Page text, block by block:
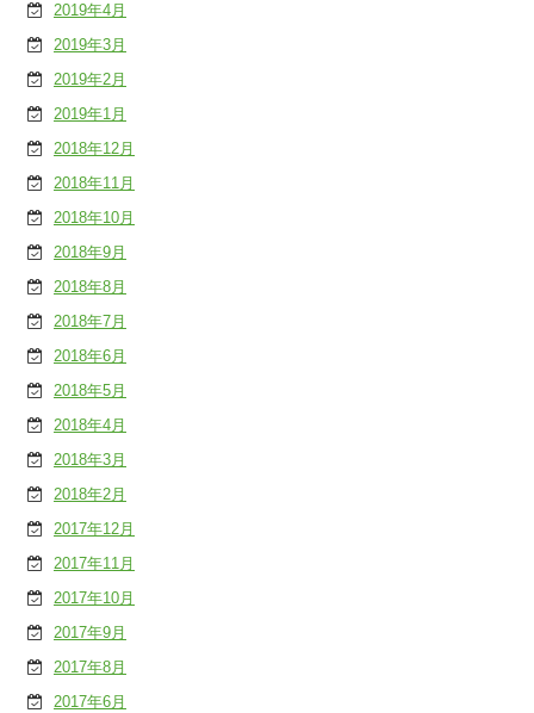
2019年4月
2019年3月
2019年2月
2019年1月
2018年12月
2018年11月
2018年10月
2018年9月
2018年8月
2018年7月
2018年6月
2018年5月
2018年4月
2018年3月
2018年2月
2017年12月
2017年11月
2017年10月
2017年9月
2017年8月
2017年6月